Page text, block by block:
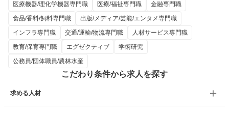
医療機器/理化学機器専門職
医療/福祉専門職
金融専門職
食品/香料/飼料専門職
出版/メディア/芸能/エンタメ専門職
インフラ専門職
交通/運輸/物流専門職
人材サービス専門職
教育/保育専門職
エグゼクティブ
学術研究
公務員/団体職員/農林水産
こだわり条件から求人を探す
求める人材